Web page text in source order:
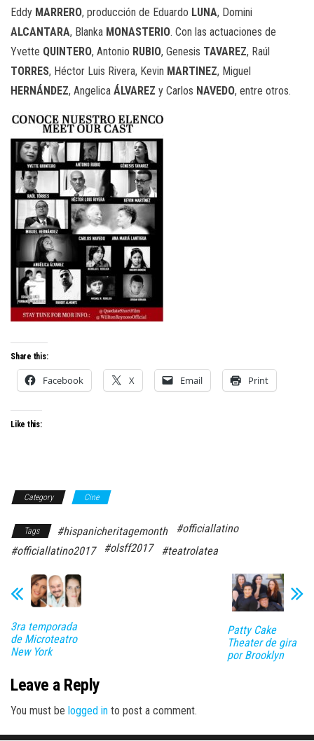
Eddy MARRERO, producción de Eduardo LUNA, Domini
ALCANTARA, Blanka MONASTERIO. Con las actuaciones de
Yvette QUINTERO, Antonio RUBIO, Genesis TAVAREZ, Raúl
TORRES, Héctor Luis Rivera, Kevin MARTINEZ, Miguel
HERNÁNDEZ, Angelica ÁLVAREZ y Carlos NAVEDO, entre otros.
Share this:
Facebook X Email Print
Like this:
Category Cine
Tags #hispanicheritagemonth
#officiallatino
#officiallatino2017
#olsff2017 #teatrolatea
3ra temporada
de Microteatro
New York
Patty Cake
Theater de gira
por Brooklyn
Leave a Reply
You must be logged in to post a comment.